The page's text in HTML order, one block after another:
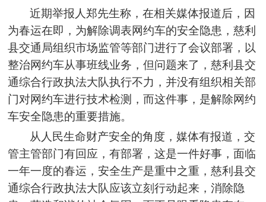
近期举报人郑先生称，在相关媒体报道后，因
为春运在即，为解除调表网约车的安全隐患，慈利
县交通局组织市场监管等部门进行了会议部署，以
整治网约车从事班线业务，但问题来了，慈利县交
通综合行政执法大队执行不力 ，并没有组织相关部
门对网约车进行技术检测，而这件事，是解除网约
车安全隐患的重要措施。
从人民生命财产安全的角度，媒体有报道，交
管主管部门有回应，有部署，这是一件好事，面临
一年一度的春运，安全生产是重中之重，慈利县交
通综合行政执法大队应该立刻行动起来，消除隐